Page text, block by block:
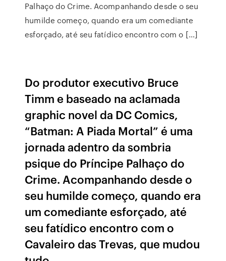
Palhaço do Crime. Acompanhando desde o seu
humilde começo, quando era um comediante
esforçado, até seu fatídico encontro com o […]
Do produtor executivo Bruce
Timm e baseado na aclamada
graphic novel da DC Comics,
“Batman: A Piada Mortal” é uma
jornada adentro da sombria
psique do Príncipe Palhaço do
Crime. Acompanhando desde o
seu humilde começo, quando era
um comediante esforçado, até
seu fatídico encontro com o
Cavaleiro das Trevas, que mudou